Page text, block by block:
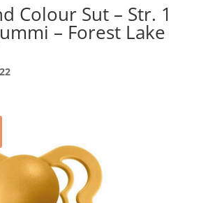
Colour Sut – Str. 1
– Forest Lake
Den